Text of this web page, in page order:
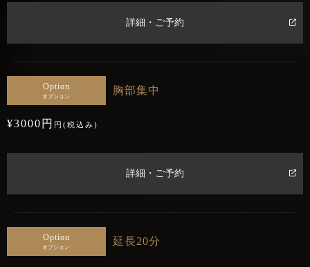
詳細・ご予約
Option
オプション
胸部集中
¥3000円 円(税込み)
詳細・ご予約
Option
オプション
延長20分